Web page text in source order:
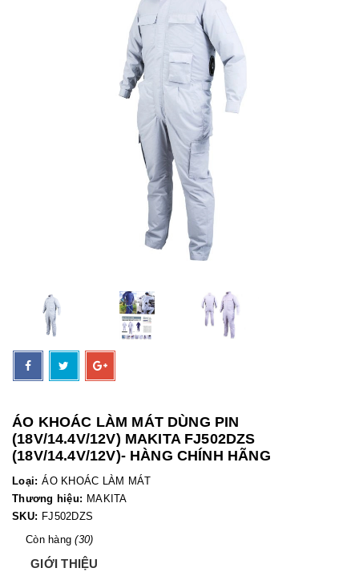
ÁO KHOÁC LÀM MÁT DÙNG PIN
(18V/14.4V/12V) MAKITA FJ502DZS
(18V/14.4V/12V)- HÀNG CHÍNH HÃNG
Loại: ÁO KHOÁC LÀM MÁT
Thương hiệu: MAKITA
SKU: FJ502DZS
Còn hàng(30)
GIỚI THIỆU